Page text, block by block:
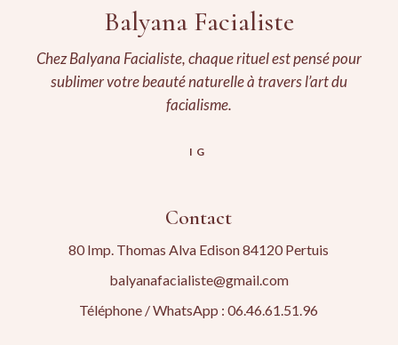
Balyana Facialiste
Chez Balyana Facialiste, chaque rituel est pensé pour
sublimer votre beauté naturelle à travers l’art du
facialisme.
IG
Contact
80 Imp. Thomas Alva Edison 84120 Pertuis
balyanafacialiste@gmail.com
Téléphone / WhatsApp : 06.46.61.51.96